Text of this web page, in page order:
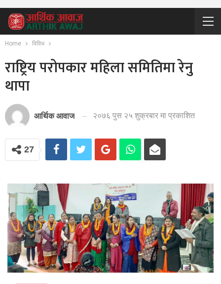
Home विविध
राष्ट्रिय परोपकार महिला समितिमा रेनु
थापा
आर्थिक आवाज २०७६ पुस २५ शुक्रबार मा प्रकाशित
27